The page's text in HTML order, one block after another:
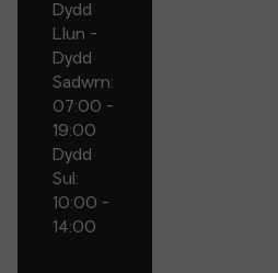
Dydd
Llun -
Dydd
Sadwrn:
07:00 -
19:00
Dydd
Sul:
10:00 -
14:00